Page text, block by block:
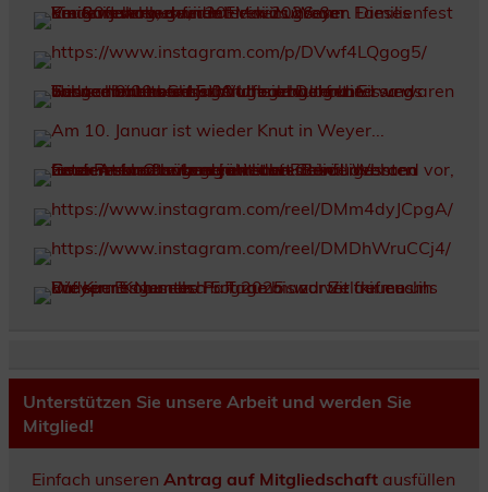
Unterstützen Sie unsere Arbeit und werden Sie
Mitglied!
Einfach unseren Antrag auf Mitgliedschaftausfüllen